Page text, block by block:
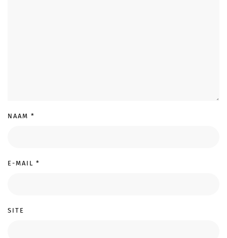
NAAM *
E-MAIL *
SITE